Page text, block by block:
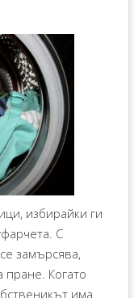
избирайки ги
С
замърсява,
пране. Когато
има